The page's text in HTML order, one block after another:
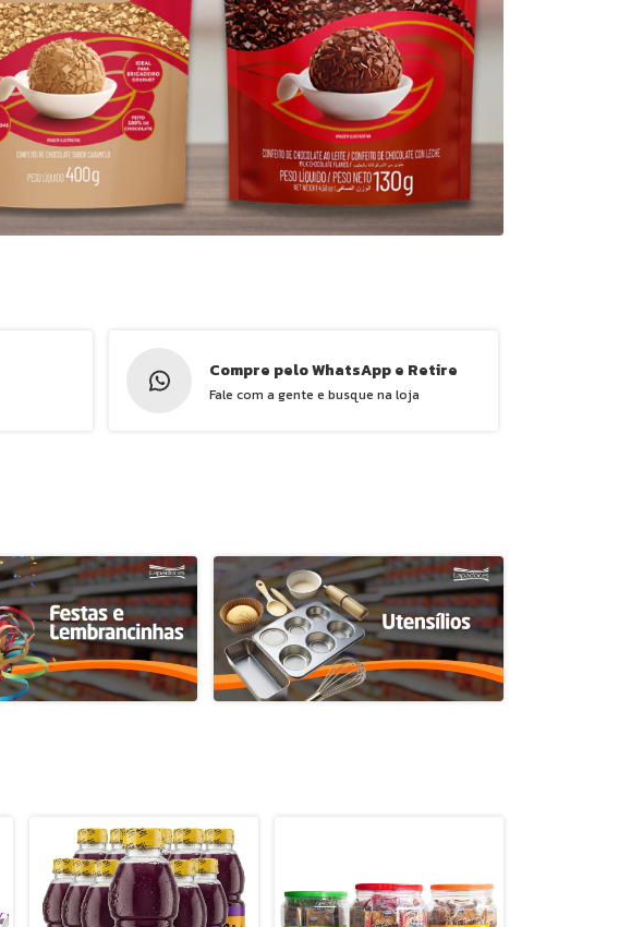
Compre pelo WhatsApp e Retire
Fale com a gente e busque na loja